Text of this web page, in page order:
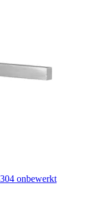
onbewerkt